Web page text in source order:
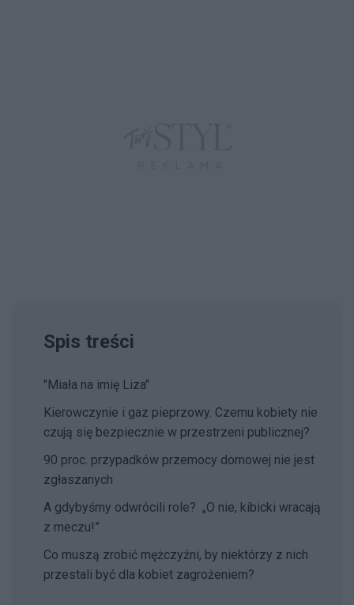
Spis treści
"Miała na imię Liza"
Kierowczynie i gaz pieprzowy. Czemu kobiety nie
czują się bezpiecznie w przestrzeni publicznej?
90 proc. przypadków przemocy domowej nie jest
zgłaszanych
A gdybyśmy odwrócili role? „O nie, kibicki wracają
z meczu!”
Co muszą zrobić mężczyźni, by niektórzy z nich
przestali być dla kobiet zagrożeniem?